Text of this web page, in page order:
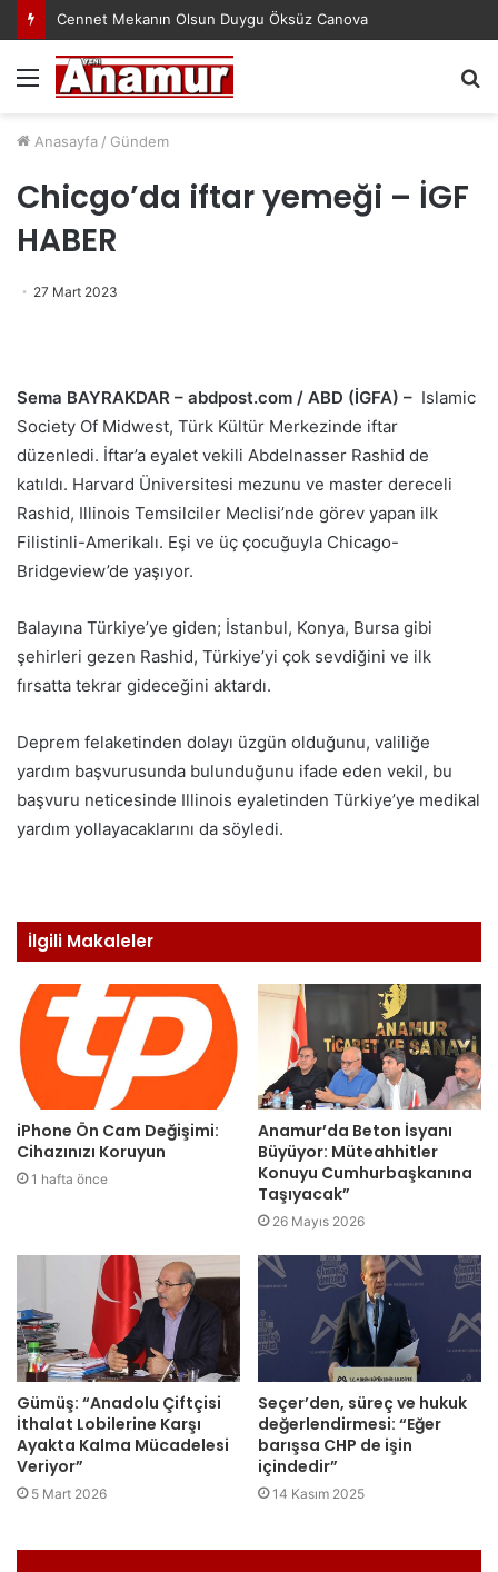
Cennet Mekanın Olsun Duygu Öksüz Canova
Menü
Anasayfa / Gündem
Chicgo’da iftar yemeği – İGF
HABER
27 Mart 2023
Sema BAYRAKDAR – abdpost.com / ABD (İGFA) – Islamic
Society Of Midwest, Türk Kültür Merkezinde iftar
düzenledi. İftar’a eyalet vekili Abdelnasser Rashid de
katıldı. Harvard Üniversitesi mezunu ve master dereceli
Rashid, Illinois Temsilciler Meclisi’nde görev yapan ilk
Filistinli-Amerikalı. Eşi ve üç çocuğuyla Chicago-
Bridgeview’de yaşıyor.
Balayına Türkiye’ye giden; İstanbul, Konya, Bursa gibi
şehirleri gezen Rashid, Türkiye’yi çok sevdiğini ve ilk
fırsatta tekrar gideceğini aktardı.
Deprem felaketinden dolayı üzgün olduğunu, valiliğe
yardım başvurusunda bulunduğunu ifade eden vekil, bu
başvuru neticesinde Illinois eyaletinden Türkiye’ye medikal
yardım yollayacaklarını da söyledi.
İlgili Makaleler
iPhone Ön Cam Değişimi:
Cihazınızı Koruyun
1 hafta önce
Anamur’da Beton İsyanı
Büyüyor: Müteahhitler
Konuyu Cumhurbaşkanına
Taşıyacak”
26 Mayıs 2026
Gümüş: “Anadolu Çiftçisi
İthalat Lobilerine Karşı
Ayakta Kalma Mücadelesi
Veriyor”
5 Mart 2026
Seçer’den, süreç ve hukuk
değerlendirmesi: “Eğer
barışsa CHP de işin
içindedir”
14 Kasım 2025